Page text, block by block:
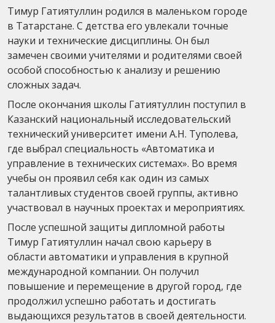
Тимур Гатиятуллин родился в маленьком городе
в Татарстане. С детства его увлекали точные
науки и технические дисциплины. Он был
замечен своими учителями и родителями своей
особой способностью к анализу и решению
сложных задач.
После окончания школы Гатиятуллин поступил в
Казанский национальный исследовательский
технический университет имени А.Н. Туполева,
где выбрал специальность «Автоматика и
управление в технических системах». Во время
учебы он проявил себя как один из самых
талантливых студентов своей группы, активно
участвовал в научных проектах и мероприятиях.
После успешной защиты дипломной работы
Тимур Гатиятуллин начал свою карьеру в
области автоматики и управления в крупной
международной компании. Он получил
повышение и перемещение в другой город, где
продолжил успешно работать и достигать
выдающихся результатов в своей деятельности.